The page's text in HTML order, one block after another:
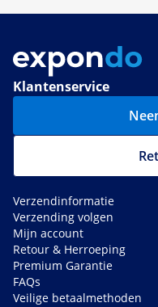
Klantenservice
Verzendinformatie
Verzending volgen
Mijn account
Retour & Herroeping
Premium Garantie
FAQs
Veilige betaalmethoden